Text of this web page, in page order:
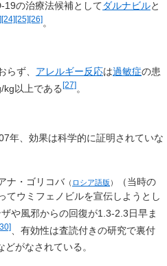
19の治療法候補としてダルナビルと
[24][25][26] 。
らず、 アレルギー反応は過敏症の患
kg以上である[27]。
年、効果は科学的に証明されていな
ナ・ゴリコバ（ ロシア語版 ）
（当時の
てウミフェノビルを宣伝しようとし
ザや風邪からの回復が1.3-2.3日早ま
、有効性は査読付きの研究で裏付
どがなされている。